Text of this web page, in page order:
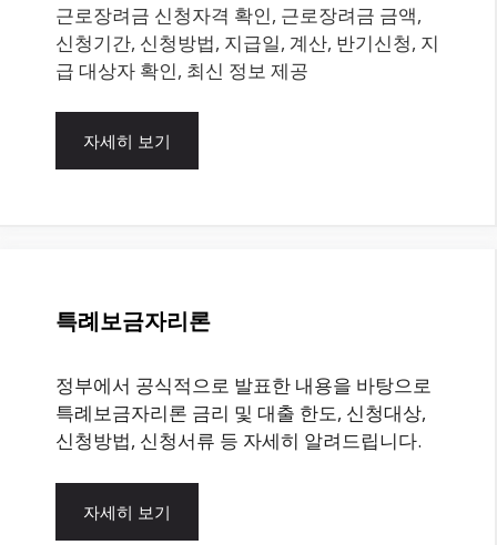
근로장려금 신청자격 확인, 근로장려금 금액,
신청기간, 신청방법, 지급일, 계산, 반기신청, 지
급 대상자 확인, 최신 정보 제공
자세히 보기
특례보금자리론
정부에서 공식적으로 발표한 내용을 바탕으로
특례보금자리론 금리 및 대출 한도, 신청대상,
신청방법, 신청서류 등 자세히 알려드립니다.
자세히 보기